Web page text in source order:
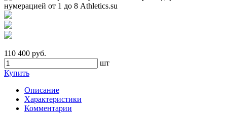
110 400 руб.
шт
Купить
Описание
Характеристики
Комментарии